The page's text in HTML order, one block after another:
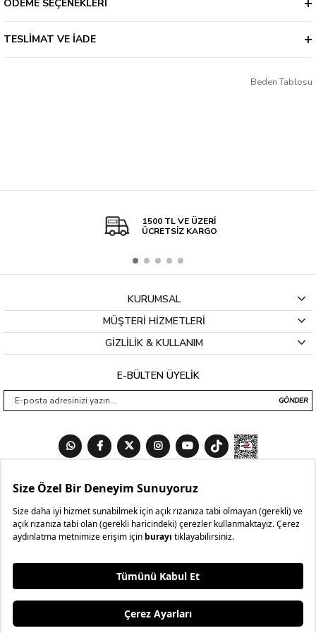
ÖDEME SEÇENEKLERI
TESLIMAT VE İADE
Beden Tablosu
1500 TL VE ÜZERİ
ÜCRETSİZ KARGO
KURUMSAL
MÜŞTERİ HİZMETLERİ
GİZLİLİK & KULLANIM
E-BÜLTEN ÜYELİK
GÖNDER